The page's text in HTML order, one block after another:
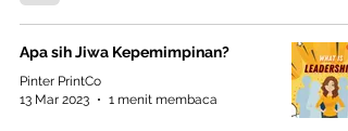
Apa sih Jiwa Kepemimpinan?
Pinter PrintCo
13 Mar 2023
1 menit membaca